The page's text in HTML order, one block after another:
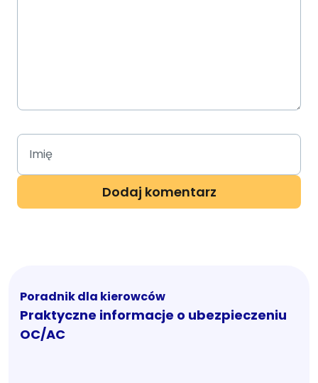
Poradnik dla kierowców
Praktyczne informacje o ubezpieczeniu
OC/AC